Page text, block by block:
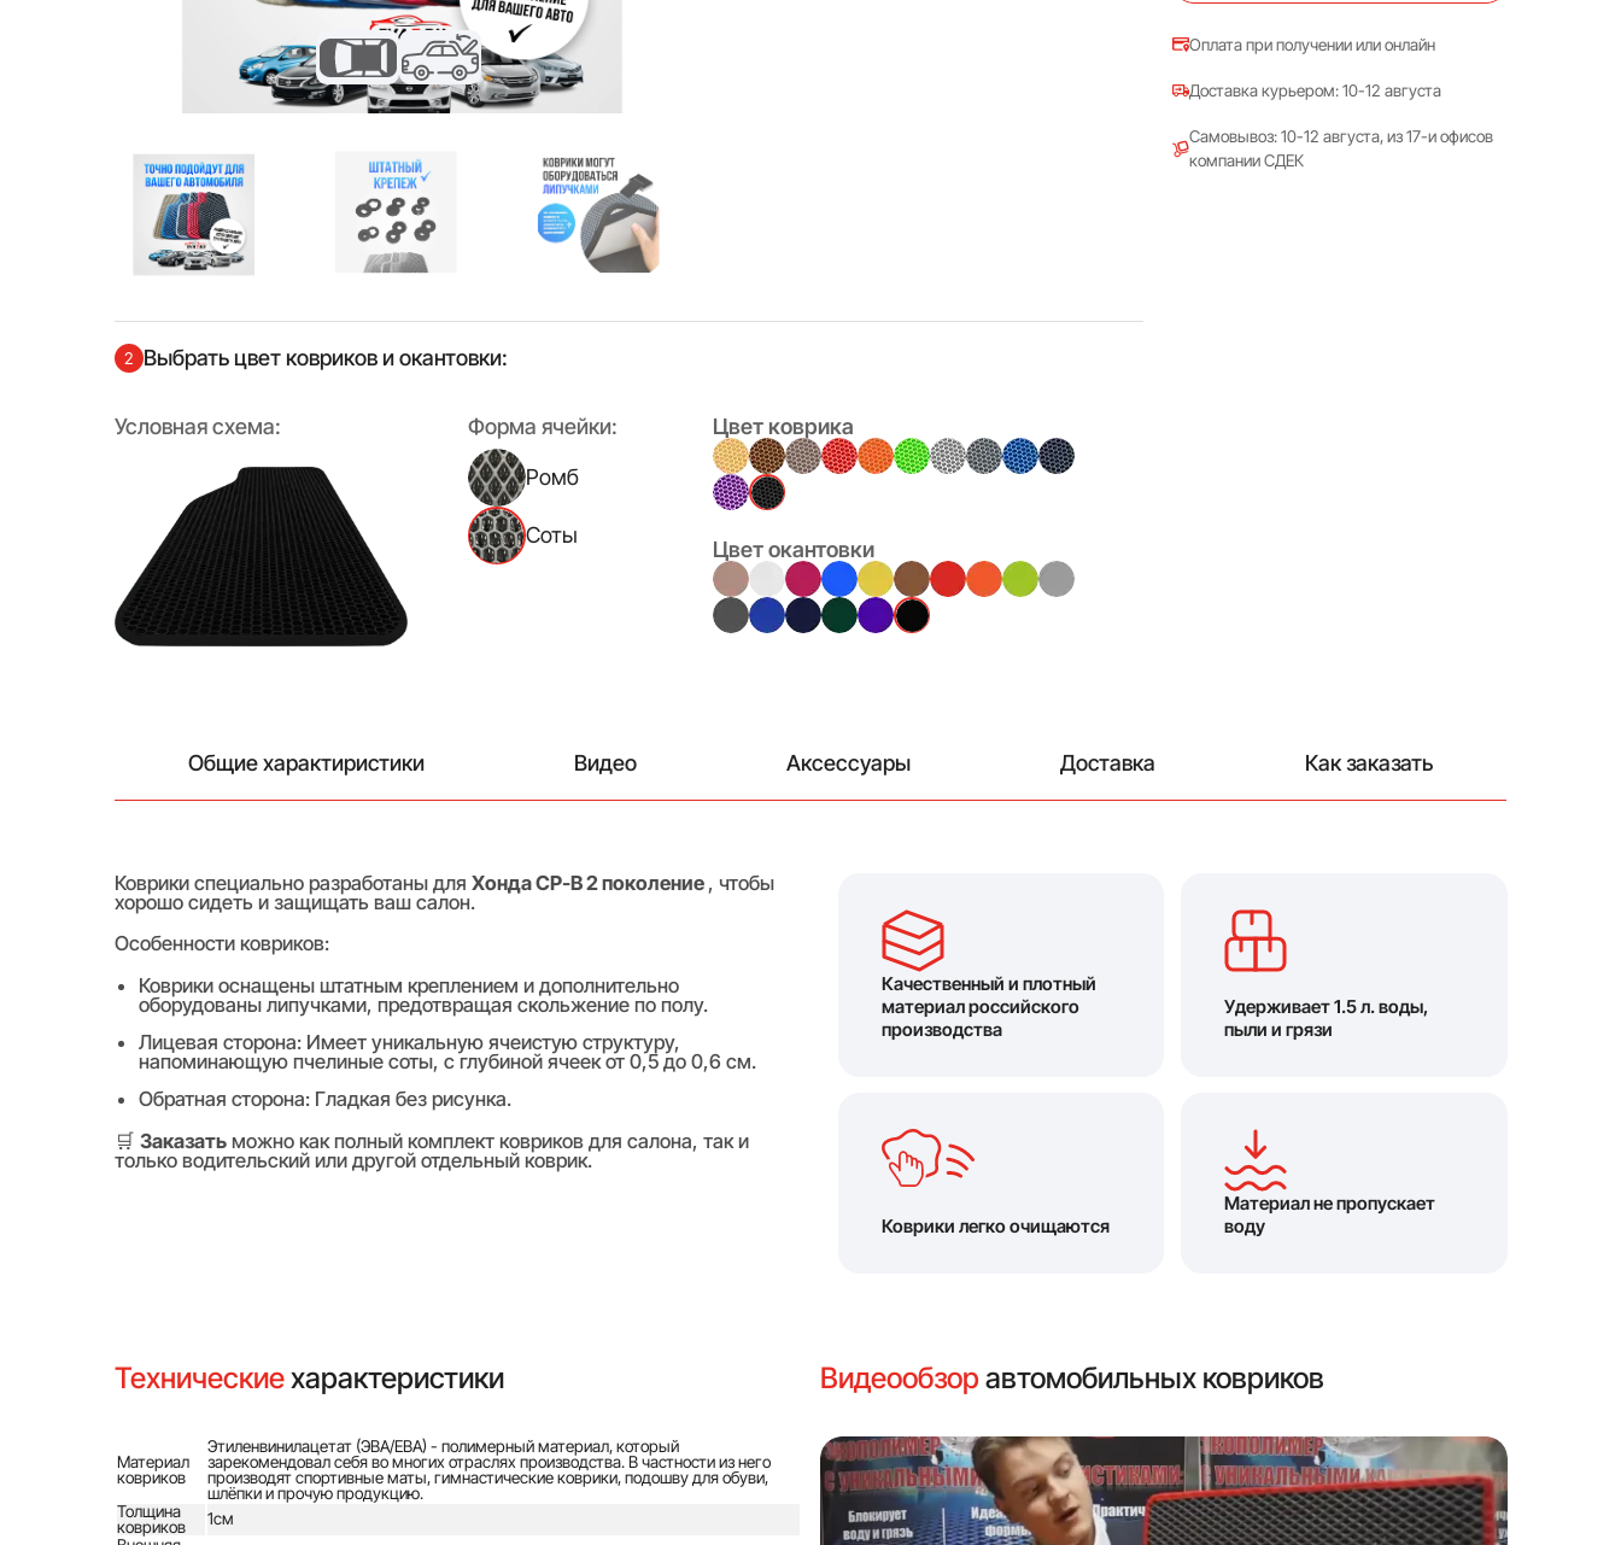
Оплата при получении или онлайн
Доставка курьером: 10-12 августа
Самовывоз: 10-12 августа, из 17-и офисов
компании СДЕК
2 Выбрать цвет ковриков и окантовки:
Условная схема:
Форма ячейки:
Ромб
Соты
Цвет коврика
Цвет окантовки
Общие характиристики Видео Аксессуары Доставка Как заказать
Коврики специально разработаны для Хонда СР-В 2 поколение , чтобы
хорошо сидеть и защищать ваш салон.
Особенности ковриков:
Коврики оснащены штатным креплением и дополнительно
оборудованы липучками, предотвращая скольжение по полу.
Лицевая сторона: Имеет уникальную ячеистую структуру,
напоминающую пчелиные соты, с глубиной ячеек от 0,5 до 0,6 см.
Обратная сторона: Гладкая без рисунка.
🛒 Заказатьможно как полный комплект ковриков для салона, так и
только водительский или другой отдельный коврик.
Качественный и плотный
материал российского
производства
Удерживает 1.5 л. воды,
пыли и грязи
Коврики легко очищаются
Материал не пропускает
воду
Техническиехарактеристики
Материал
ковриков
Этиленвинилацетат (ЭВА/ЕВА) - полимерный материал, который
зарекомендовал себя во многих отраслях производства. В частности из него
производят спортивные маты, гимнастические коврики, подошву для обуви,
шлёпки и прочую продукцию.
Толщина
ковриков
1см
Видеообзоравтомобильных ковриков